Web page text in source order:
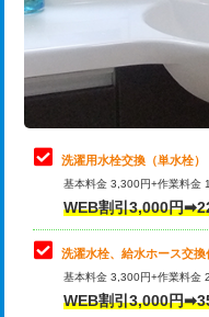
給水管工事※（塩ビ管（
用（追加）/3ｍ超え)
給水管工事※（ライニン
管・ポリ管・HT管使用/3
給水管工事※（ライニン
管・ポリ管・HT管使用/3
排水管工事（土の掘削・
業）
排水管工事（排水管工事/
桝清掃
止水・漏水調査・防水処
理・調整・分解・加工な
止水・漏水調査・防水処
理・調整・分解・加工な
止水・漏水調査・防水処
理・調整・分解・加工な
キッチンタンク脱着
その他部品の脱着
洗濯用水栓交換（単水栓）
基本料金 3,300円+作業料金
WEB割引3,000円
洗濯水栓、給水ホース交換
基本料金 3,300円+作業料金
WEB割引3,000円